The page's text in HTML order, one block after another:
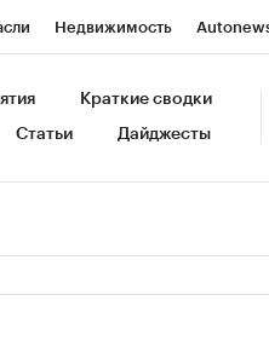
Недвижимость
Спецпроекты СПб
Краткие сводки
Статьи Дайджесты